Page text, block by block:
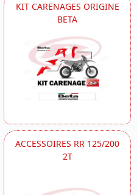
KIT CARENAGES ORIGINE
BETA
ACCESSOIRES RR 125/200
2T